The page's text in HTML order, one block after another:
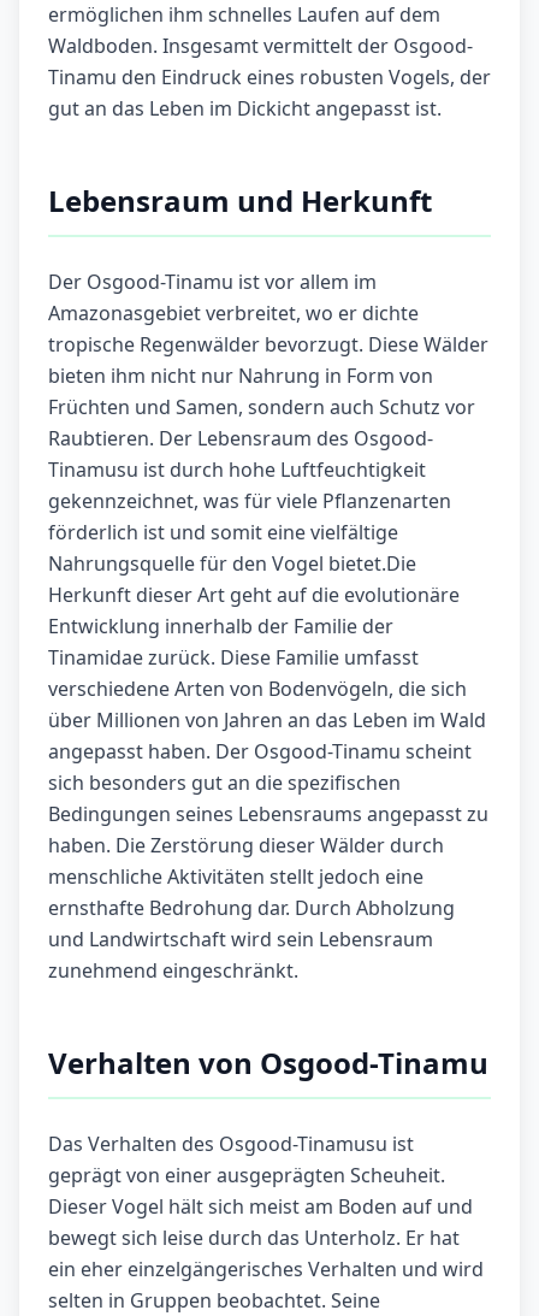
ermöglichen ihm schnelles Laufen auf dem
Waldboden. Insgesamt vermittelt der Osgood-
Tinamu den Eindruck eines robusten Vogels, der
gut an das Leben im Dickicht angepasst ist.
Lebensraum und Herkunft
Der Osgood-Tinamu ist vor allem im
Amazonasgebiet verbreitet, wo er dichte
tropische Regenwälder bevorzugt. Diese Wälder
bieten ihm nicht nur Nahrung in Form von
Früchten und Samen, sondern auch Schutz vor
Raubtieren. Der Lebensraum des Osgood-
Tinamusu ist durch hohe Luftfeuchtigkeit
gekennzeichnet, was für viele Pflanzenarten
förderlich ist und somit eine vielfältige
Nahrungsquelle für den Vogel bietet.Die
Herkunft dieser Art geht auf die evolutionäre
Entwicklung innerhalb der Familie der
Tinamidae zurück. Diese Familie umfasst
verschiedene Arten von Bodenvögeln, die sich
über Millionen von Jahren an das Leben im Wald
angepasst haben. Der Osgood-Tinamu scheint
sich besonders gut an die spezifischen
Bedingungen seines Lebensraums angepasst zu
haben. Die Zerstörung dieser Wälder durch
menschliche Aktivitäten stellt jedoch eine
ernsthafte Bedrohung dar. Durch Abholzung
und Landwirtschaft wird sein Lebensraum
zunehmend eingeschränkt.
Verhalten von Osgood-Tinamu
Das Verhalten des Osgood-Tinamusu ist
geprägt von einer ausgeprägten Scheuheit.
Dieser Vogel hält sich meist am Boden auf und
bewegt sich leise durch das Unterholz. Er hat
ein eher einzelgängerisches Verhalten und wird
selten in Gruppen beobachtet. Seine